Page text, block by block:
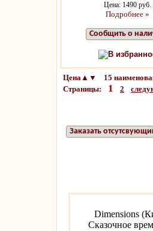
Цена: 1490 руб.
Подробнее »
Сообщить о
В
Цена▲▼ 15
Страницы: 1 2
Заказать
Dimensions
Сказочное